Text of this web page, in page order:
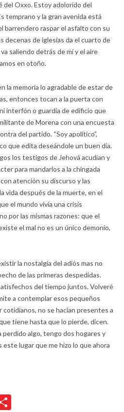
del Oxxo. Estoy adolorido del
temprano y la gran avenida está
barrendero raspar el asfalto con su
decenas de iglesias da el cuarto de
saliendo detrás de mí y el aire
en otoño.
la memoria lo agradable de estar de
entonces tocan a la puerta con
interfón o guardia de edificio que
de Morena con una encuesta
del partido. “Soy apolítico”,
que edita deseándole un buen día.
los testigos de Jehová acudían y
para mandarlos a la chingada
atención su discurso y las
vida después de la muerte, en el
el mundo vivía una crisis
por las mismas razones: que el
el mal no es un único demonio,
la nostalgia del adiós mas no
de las primeras despedidas.
del tiempo juntos. Volveré
a contemplar esos pequeños
no se hacían presentes a
tiene hasta que lo pierde, dicen.
perdido algo, tengo dos hogares y
lugar que me hizo lo que ahora